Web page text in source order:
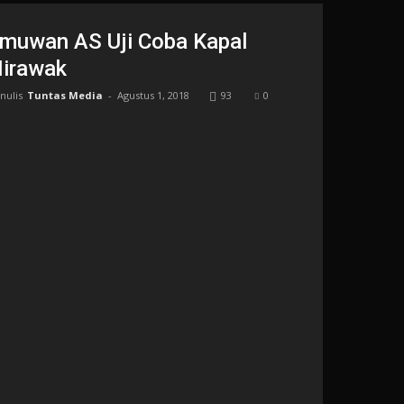
AS Uji Coba Kapal
Tuntas Media - Agustus 1, 2018 93 0